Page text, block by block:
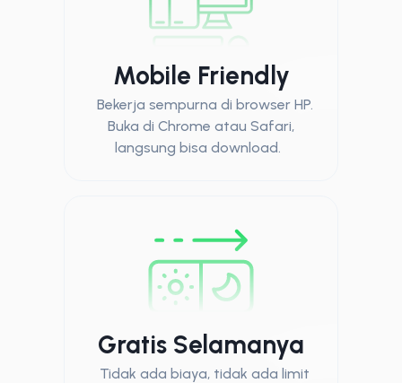
Mobile Friendly
Bekerja sempurna di browser HP.
Buka di Chrome atau Safari,
langsung bisa download.
Gratis Selamanya
Tidak ada biaya, tidak ada limit